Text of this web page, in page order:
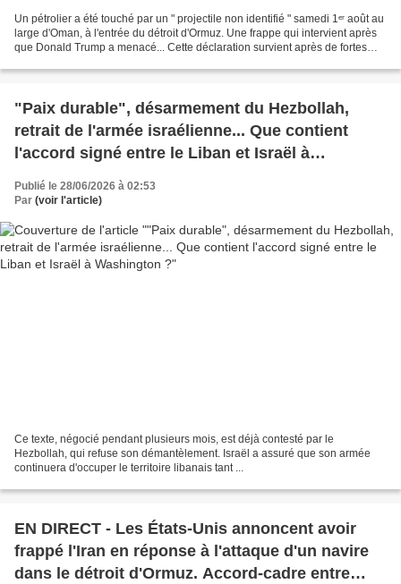
Un pétrolier a été touché par un " projectile non identifié " samedi 1ᵉʳ août au
large d'Oman, à l'entrée du détroit d'Ormuz. Une frappe qui intervient après
que Donald Trump a menacé... Cette déclaration survient après de fortes
"Paix durable", désarmement du Hezbollah,
retrait de l'armée israélienne... Que contient
l'accord signé entre le Liban et Israël à
Publié le 28/06/2026 à 02:53
Par (voir l'article)
Ce texte, négocié pendant plusieurs mois, est déjà contesté par le
Hezbollah, qui refuse son démantèlement. Israël a assuré que son armée
continuera d'occuper le territoire libanais tant ...
EN DIRECT - Les États-Unis annoncent avoir
frappé l'Iran en réponse à l'attaque d'un navire
dans le détroit d'Ormuz. Accord-cadre entre